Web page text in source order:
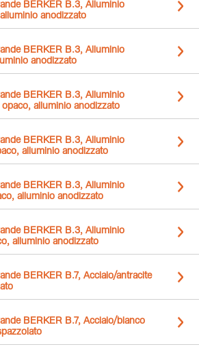
BERKER B.3, Alluminio
anodizzato
BERKER B.3, Alluminio
anodizzato
BERKER B.3, Alluminio
alluminio anodizzato
BERKER B.3, Alluminio
alluminio anodizzato
BERKER B.3, Alluminio
alluminio anodizzato
BERKER B.3, Alluminio
alluminio anodizzato
BERKER B.7, Acciaio/antracite
BERKER B.7, Acciaio/bianco